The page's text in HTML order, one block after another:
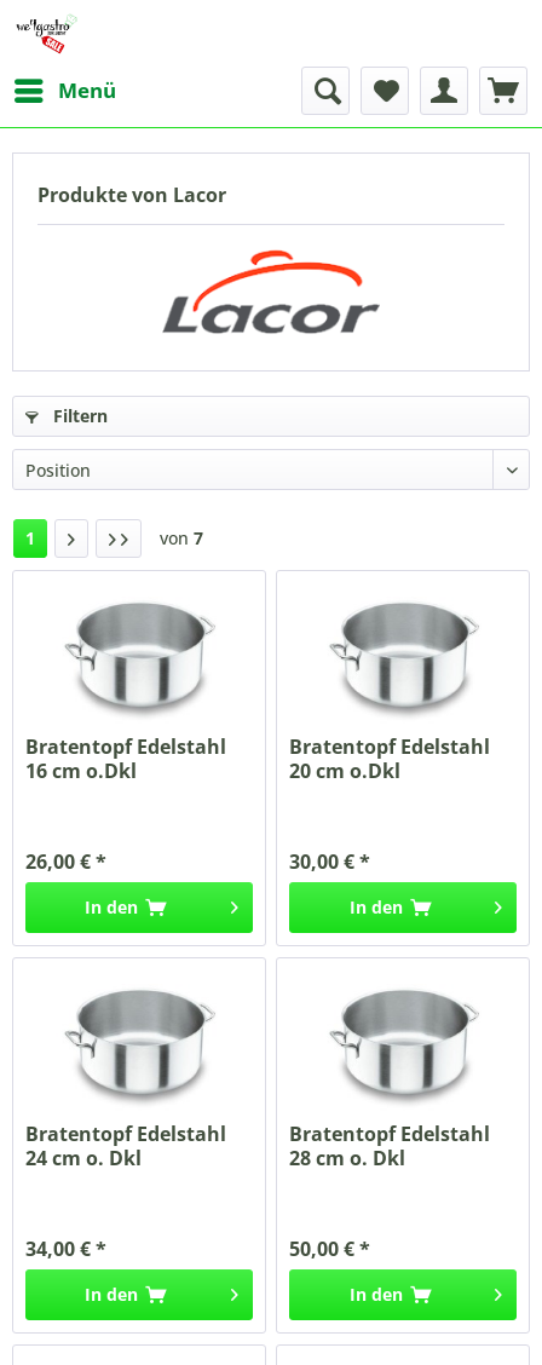
Menü
Produkte von Lacor
Filtern
1 von 7
Bratentopf Edelstahl
16 cm o.Dkl
26,00 € *
In den
Bratentopf Edelstahl
20 cm o.Dkl
30,00 € *
In den
Bratentopf Edelstahl
24 cm o. Dkl
34,00 € *
In den
Bratentopf Edelstahl
28 cm o. Dkl
50,00 € *
In den